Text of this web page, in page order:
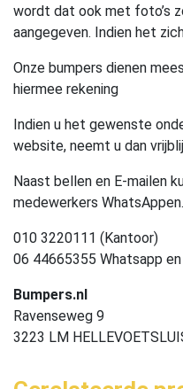
wordt dat ook met foto’s
aangegeven. Indien het
Onze bumpers dienen
hiermee rekening
Indien u het gewenste
website, neemt u dan
Naast bellen en E-mailen
medewerkers WhatsAppen.
010 3220111 (Kantoor)
06 44665355 Whatsapp
Bumpers.nl
Ravenseweg 9
3223 LM